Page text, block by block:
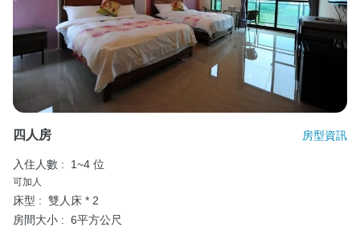
四人房 房型資訊
入住人數 : 1~4 位
可加人
床型 : 雙人床 * 2
房間大小 : 6平方公尺